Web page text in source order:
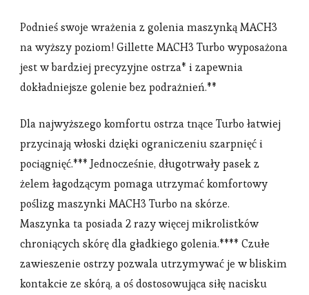
Podnieś swoje wrażenia z golenia maszynką MACH3
na wyższy poziom! Gillette MACH3 Turbo wyposażona
jest w bardziej precyzyjne ostrza* i zapewnia
dokładniejsze golenie bez podrażnień.**
Dla najwyższego komfortu ostrza tnące Turbo łatwiej
przycinają włoski dzięki ograniczeniu szarpnięć i
pociągnięć.*** Jednocześnie, długotrwały pasek z
żelem łagodzącym pomaga utrzymać komfortowy
poślizg maszynki MACH3 Turbo na skórze.
Maszynka ta posiada 2 razy więcej mikrolistków
chroniących skórę dla gładkiego golenia.**** Czułe
zawieszenie ostrzy pozwala utrzymywać je w bliskim
kontakcie ze skórą, a oś dostosowująca siłę nacisku